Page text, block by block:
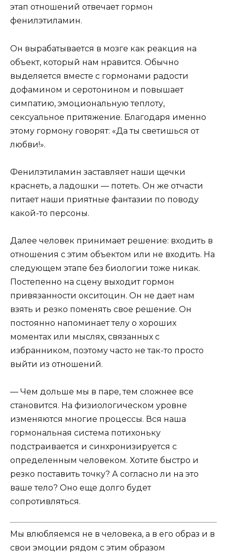
этап отношений отвечает гормон
фенилэтиламин.
Он вырабатывается в мозге как реакция на
объект, который нам нравится. Обычно
выделяется вместе с гормонами радости
дофамином и серотонином и повышает
симпатию, эмоциональную теплоту,
сексуальное притяжение. Благодаря именно
этому гормону говорят: «Да ты светишься от
любви!».
Фенилэтиламин заставляет наши щечки
краснеть, а ладошки — потеть. Он же отчасти
питает наши приятные фантазии по поводу
какой-то персоны.
Далее человек принимает решение: входить в
отношения с этим объектом или не входить. На
следующем этапе без биологии тоже никак.
Постепенно на сцену выходит гормон
привязанности окситоцин. Он не дает нам
взять и резко поменять свое решение. Он
постоянно напоминает телу о хороших
моментах или мыслях, связанных с
избранником, поэтому часто не так-то просто
выйти из отношений.
— Чем дольше мы в паре, тем сложнее все
становится. На физиологическом уровне
изменяются многие процессы. Вся наша
гормональная система потихоньку
подстраивается и синхронизируется с
определенным человеком. Хотите быстро и
резко поставить точку? А согласно ли на это
ваше тело? Оно еще долго будет
сопротивляться.
Мы влюбляемся не в человека, а в его образ и в
свои эмоции рядом с этим образом